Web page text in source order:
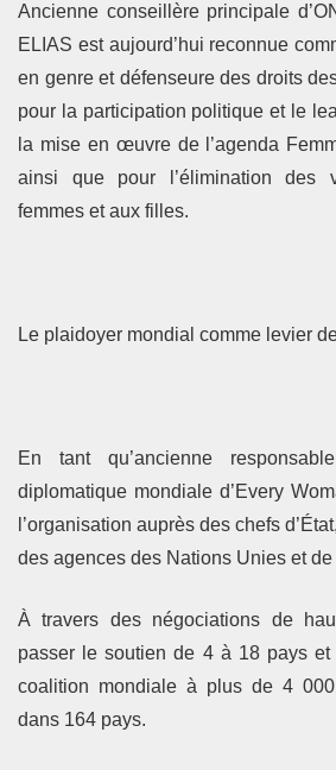
Ancienne conseillère principale
ELIAS est aujourd’hui reconnue
en genre et défenseure des droits
pour la participation politique et le
la mise en œuvre de l’agenda
ainsi que pour l’élimination des
femmes et aux filles.
Le plaidoyer mondial comme levier
En tant qu’ancienne
diplomatique mondiale d’Every
l’organisation auprès des chefs
des agences des Nations Unies et
À travers des négociations de
passer le soutien de 4 à 18 pays
coalition mondiale à plus de 4 000
dans 164 pays.